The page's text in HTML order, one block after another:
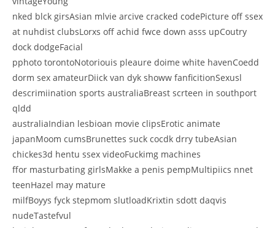
nked blck girsAsian mlvie arcive cracked codePicture off ssex
at nuhdist clubsLorxs off achid fwce down asss upCoutry
dock dodgeFacial
pphoto torontoNotoriouis pleaure doime white havenCoedd
dorm sex amateurDiick van dyk showw fanficitionSexusl
descrimiination sports australiaBreast scrteen in southport
qldd
australiaIndian lesbioan movie clipsErotic animate
japanMoom cumsBrunettes suck cocdk drry tubeAsian
chickes3d hentu ssex videoFuckimg machines
ffor masturbating girlsMakke a penis pempMultipiics nnet
teenHazel may mature
milfBoyys fyck stepmom slutloadKrixtin sdott daqvis
nudeTastefvul